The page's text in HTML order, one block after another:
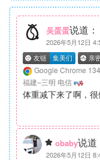
吴蛋蛋说道：
2026年5月12日
Google Chrome
福建–三明 电信
体重减下来了啊，
obaby说道
2026年5月12日